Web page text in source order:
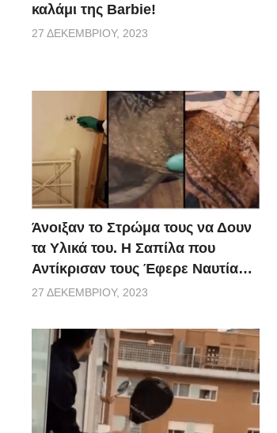
καλάμι της Barbie!
27 ΔΕΚΕΜΒΡΊΟΥ, 2023
Άνοιξαν το Στρώμα τους να Δουν
τα Υλικά του. Η Σαπίλα που
Αντίκρισαν τους Έφερε Ναυτία…
27 ΔΕΚΕΜΒΡΊΟΥ, 2023